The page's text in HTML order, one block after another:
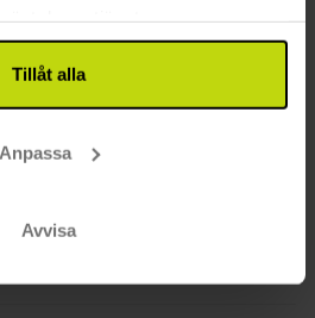
Tillåt alla
Anpassa
Avvisapå hotellrummet?: Nein